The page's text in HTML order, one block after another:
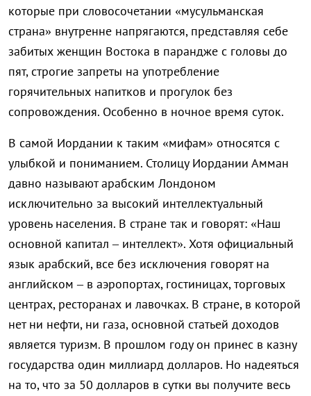
которые при словосочетании «мусульманская
страна» внутренне напрягаются, представляя себе
забитых женщин Востока в парандже с головы до
пят, строгие запреты на употребление
горячительных напитков и прогулок без
сопровождения. Особенно в ночное время суток.
В самой Иордании к таким «мифам» относятся с
улыбкой и пониманием. Столицу Иордании Амман
давно называют арабским Лондоном
исключительно за высокий интеллектуальный
уровень населения. В стране так и говорят: «Наш
основной капитал – интеллект». Хотя официальный
язык арабский, все без исключения говорят на
английском – в аэропортах, гостиницах, торговых
центрах, ресторанах и лавочках. В стране, в которой
нет ни нефти, ни газа, основной статьей доходов
является туризм. В прошлом году он принес в казну
государства один миллиард долларов. Но надеяться
на то, что за 50 долларов в сутки вы получите весь